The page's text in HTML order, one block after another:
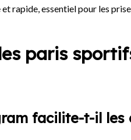
rapide, essentiel pour les
paris
facilite-t-il